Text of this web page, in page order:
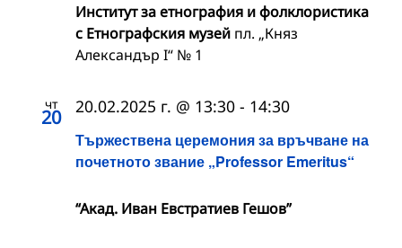
Институт за етнография и фолклористика
с Етнографския музей пл. „Княз
Александър I“ № 1
чт
20
Тържествена церемония за връчване на
почетното звание „Professor Emeritus“
20.02.2025 г. @ 13:30 - 14:30
“Акад. Иван Евстратиев Гешов”